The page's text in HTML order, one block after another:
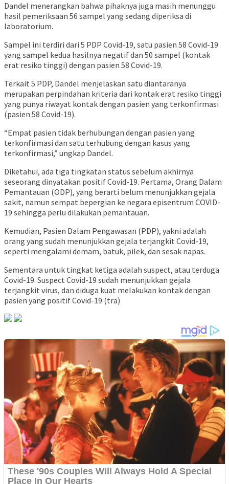
Dandel menerangkan bahwa pihaknya juga masih menunggu
hasil pemeriksaan 56 sampel yang sedang diperiksa di
laboratorium.
Sampel ini terdiri dari 5 PDP Covid-19, satu pasien 58 Covid-19
yang sampel kedua hasilnya negatif dan 50 sampel (kontak
erat resiko tinggi) dengan pasien 58 Covid-19.
Terkait 5 PDP, Dandel menjelaskan satu diantaranya
merupakan perpindahan kriteria dari kontak erat resiko tinggi
yang punya riwayat kontak dengan pasien yang terkonfirmasi
(pasien 58 Covid-19).
“Empat pasien tidak berhubungan dengan pasien yang
terkonfirmasi dan satu terhubung dengan kasus yang
terkonfirmasi,” ungkap Dandel.
Diketahui, ada tiga tingkatan status sebelum akhirnya
seseorang dinyatakan positif Covid-19. Pertama, Orang Dalam
Pemantauan (ODP), yang berarti belum menunjukkan gejala
sakit, namun sempat bepergian ke negara episentrum COVID-
19 sehingga perlu dilakukan pemantauan.
Kemudian, Pasien Dalam Pengawasan (PDP), yakni adalah
orang yang sudah menunjukkan gejala terjangkit Covid-19,
seperti mengalami demam, batuk, pilek, dan sesak napas.
Sementara untuk tingkat ketiga adalah suspect, atau terduga
Covid-19. Suspect Covid-19 sudah menunjukkan gejala
terjangkit virus, dan diduga kuat melakukan kontak dengan
pasien yang positif Covid-19.(tra)